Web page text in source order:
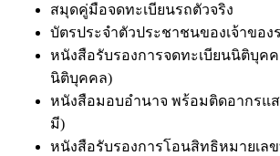
สมุดคู่มือจดทะเบียนรถตัวจริง
บัตรประจำตัวประชาชนของเจ้าของ
หนังสือรับรองการจดทะเบียนนิติบุค
นิติบุคคล)
หนังสือมอบอำนาจ พร้อมติดอากรแ
มี)
หนังสือรับรองการโอนสิทธิหมายเล